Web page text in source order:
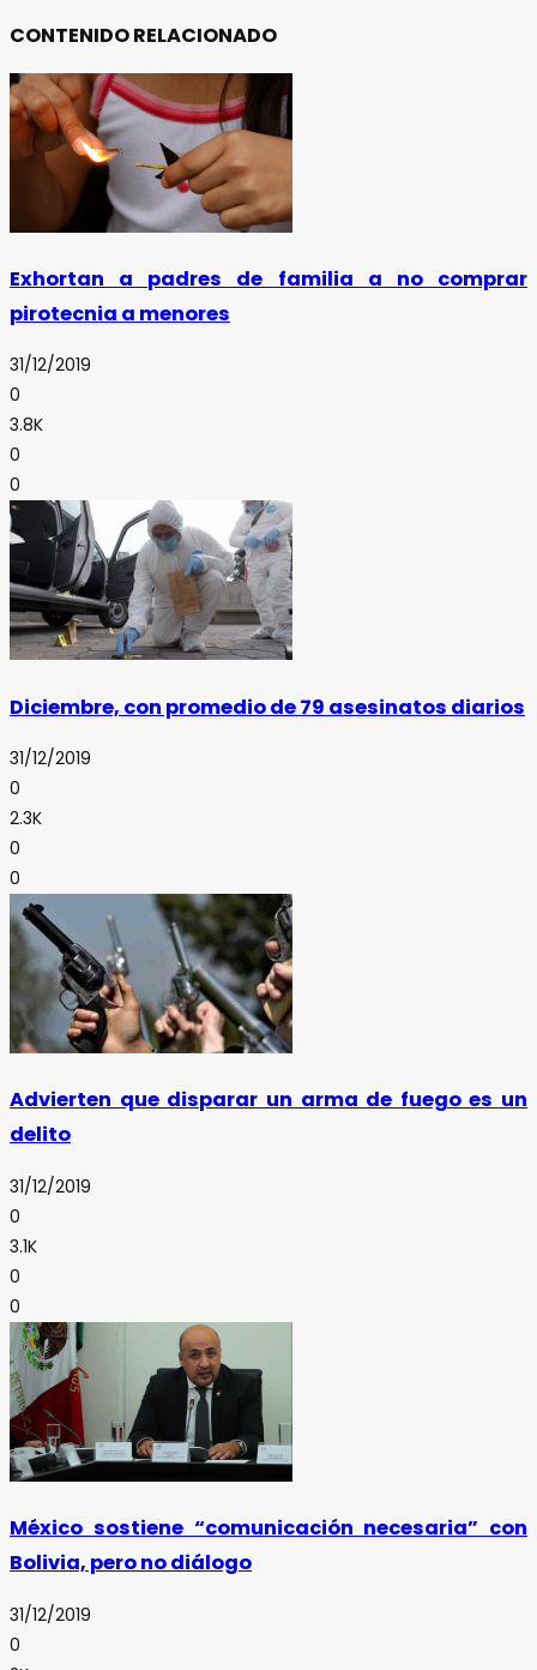
CONTENIDO RELACIONADO
Exhortan a padres de familia a no comprar
pirotecnia a menores
31/12/2019
0
3.8K
0
0
Diciembre, con promedio de 79 asesinatos diarios
31/12/2019
0
2.3K
0
0
Advierten que disparar un arma de fuego es un
delito
31/12/2019
0
3.1K
0
0
México sostiene “comunicación necesaria” con
Bolivia, pero no diálogo
31/12/2019
0